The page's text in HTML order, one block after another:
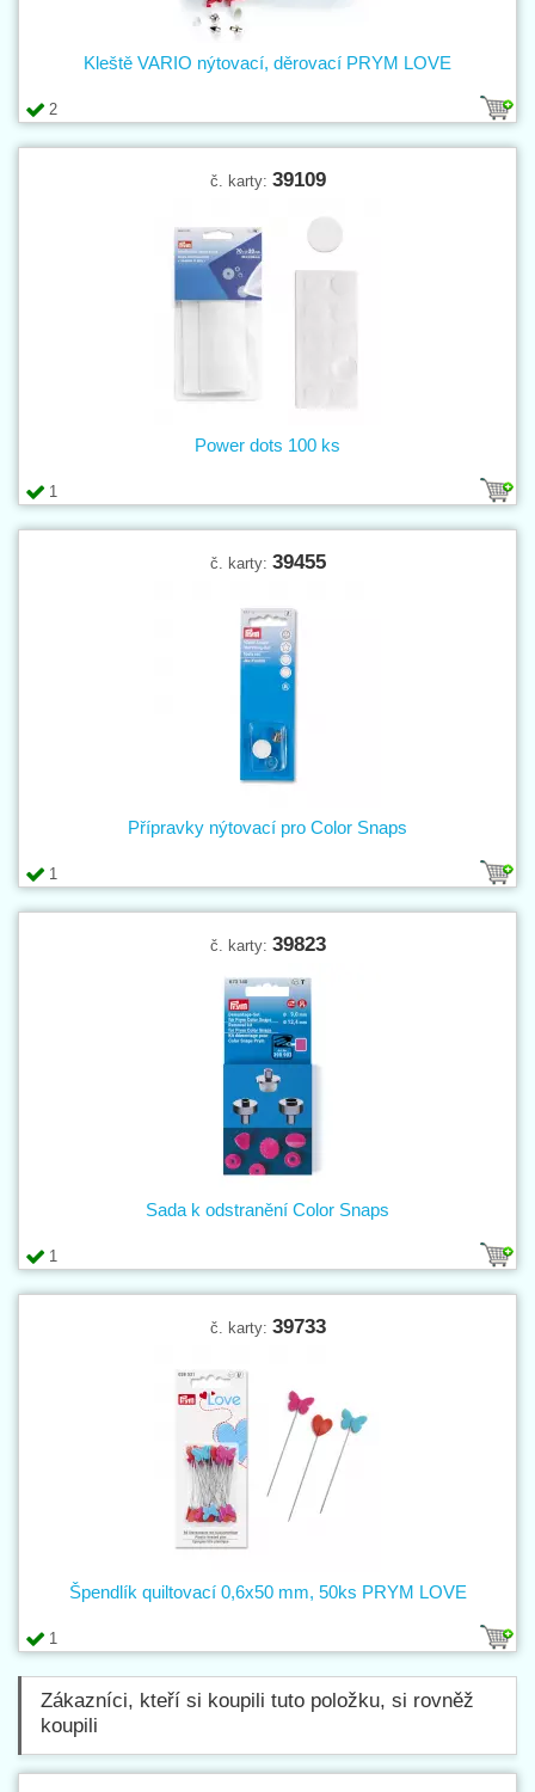
2
Kleště VARIO nýtovací, děrovací PRYM LOVE
č. karty: 39109
1
Power dots 100 ks
č. karty: 39455
1
Přípravky nýtovací pro Color Snaps
č. karty: 39823
1
Sada k odstranění Color Snaps
č. karty: 39733
1
Špendlík quiltovací 0,6x50 mm, 50ks PRYM LOVE
Zákazníci, kteří si koupili tuto položku, si rovněž
koupili